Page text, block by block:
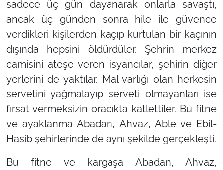
sadece üç gün dayanarak onlarla savaştı,
ancak üç günden sonra hile ile güvence
verdikleri kişilerden kaçıp kurtulan bir kaçının
dışında hepsini öldürdüler. Şehrin merkez
camisini ateşe veren isyancılar, şehirin diğer
yerlerini de yaktılar. Mal varlığı olan herkesin
servetini yağmalayıp serveti olmayanları ise
fırsat vermeksizin oracıkta katlettiler. Bu fitne
ve ayaklanma Abadan, Ahvaz, Able ve Ebil-
Hasib şehirlerinde de aynı şekilde gerçekleşti.
Bu fitne ve kargaşa Abadan, Ahvaz,